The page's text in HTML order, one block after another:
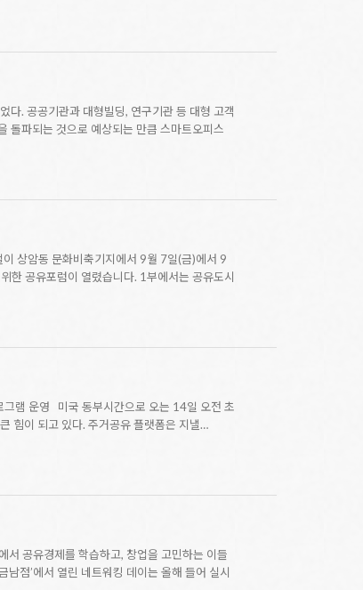
다. 공공기관과 대형빌딩, 연구기관 등 대형 고객
돌파되는 것으로 예상되는 만큼 스마트오피스
상암동 문화비축기지에서 9월 7일(금)에서 9
한 공유포럼이 열렸습니다. 1부에서는 공유도시
그램 운영 미국 동부시간으로 오는 14일 오전 초
힘이 되고 있다. 주거공유 플랫폼은 지낼…
서 공유경제를 학습하고, 창업을 고민하는 이들
남점’에서 열린 네트워킹 데이는 올해 들어 실시